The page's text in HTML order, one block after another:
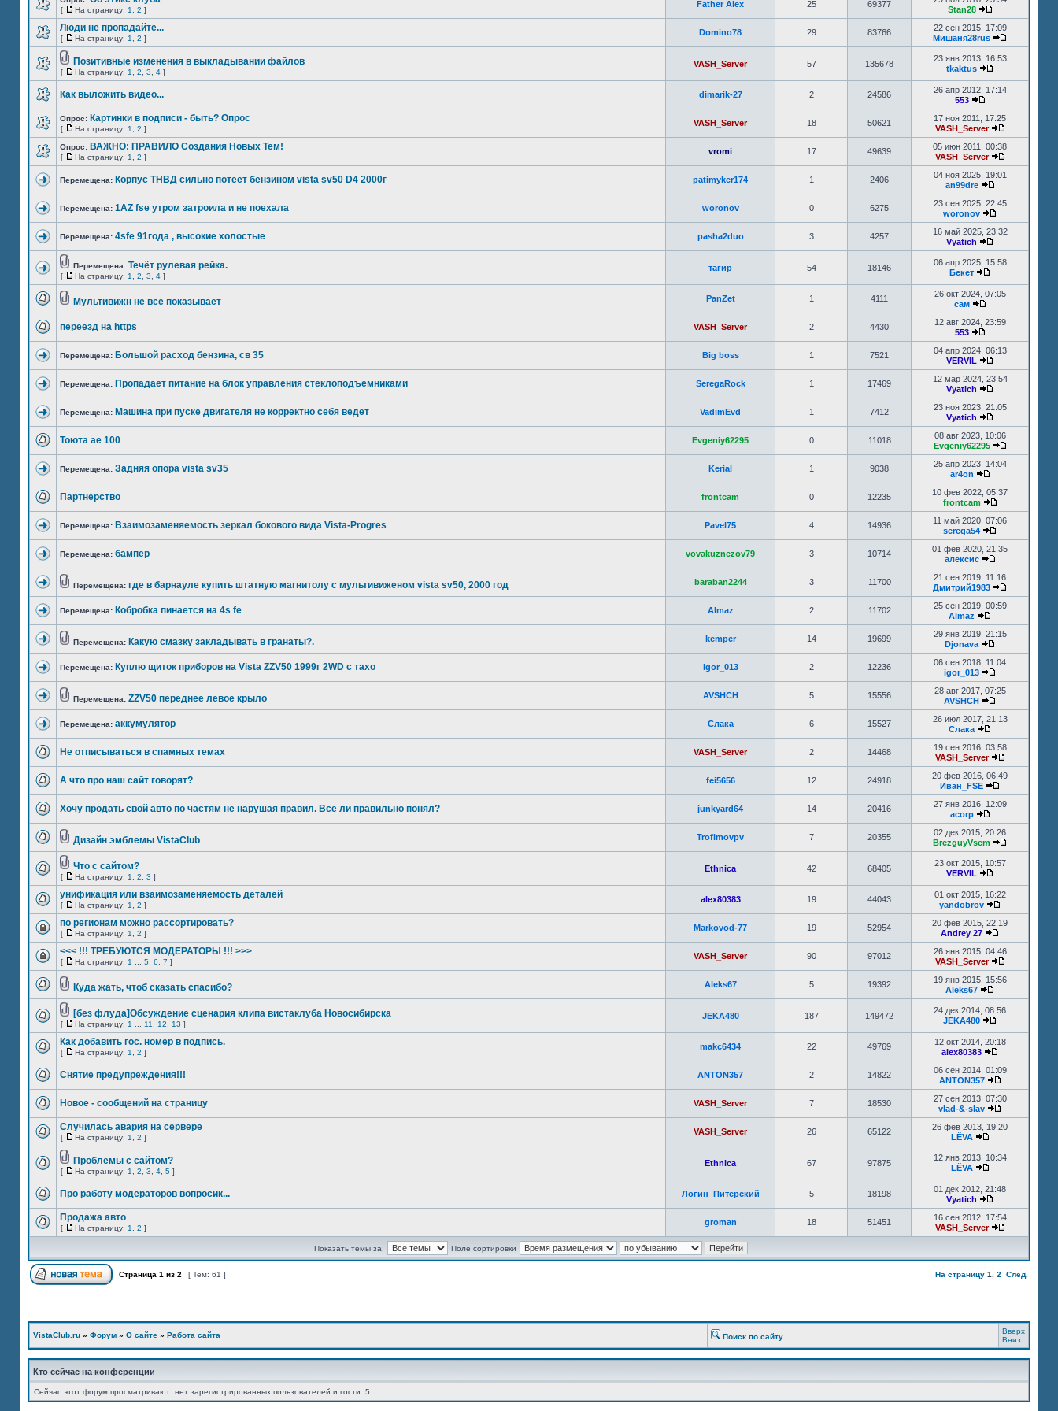
[ На страницу: 1 2 ]
Father Alex 25 69377
Stan28
Люди не пропадайте...
[ На страницу: 1 2 ]
Domino78 29 83766
22 сен 2015, 17:09
Мишаня28rus
Позитивные изменения в выкладывании файлов
[ На страницу: 1 2 3 4 ]
VASH_Server 57 135678
23 янв 2013, 16:53
tkaktus
Как выложить видео... dimarik-27 2 24586
26 апр 2012, 17:14
553
Опрос: Картинки в подписи - быть? Опрос
[ На страницу: 1 2 ]
VASH_Server 18 50621
17 ноя 2011, 17:25
VASH_Server
Опрос: ВАЖНО: ПРАВИЛО Создания Новых Тем!
[ На страницу: 1 2 ]
vromi 17 49639
05 июн 2011, 00:38
VASH_Server
Перемещена: Корпус ТНВД сильно потеет бензином vista sv50 D4 2000г patimyker174 1 2406
04 ноя 2025, 19:01
an99dre
Перемещена: 1AZ fse утром затроила и не поехала woronov 0 6275
23 сен 2025, 22:45
woronov
Перемещена: 4sfe 91года , высокие холостые pasha2duo 3 4257
16 май 2025, 23:32
Vyatich
Перемещена: Течёт рулевая рейка.
[ На страницу: 1 2 3 4 ]
тагир 54 18146
06 апр 2025, 15:58
Бекет
Мультивижн не всё показывает PanZet 1 4111
26 окт 2024, 07:05
сам
переезд на https VASH_Server 2 4430
12 авг 2024, 23:59
553
Перемещена: Большой расход бензина, св 35 Big boss 1 7521
04 апр 2024, 06:13
VERVIL
Перемещена: Пропадает питание на блок управления стеклоподъемниками SeregaRock 1 17469
12 мар 2024, 23:54
Vyatich
Перемещена: Машина при пуске двигателя не корректно себя ведет VadimEvd 1 7412
23 ноя 2023, 21:05
Vyatich
Тоюта ае 100 Evgeniy62295 0 11018
08 авг 2023, 10:06
Evgeniy62295
Перемещена: Задняя опора vista sv35 Kerial 1 9038
25 апр 2023, 14:04
ar4on
Партнерство frontcam 0 12235
10 фев 2022, 05:37
frontcam
Перемещена: Взаимозаменяемость зеркал бокового вида Vista-Progres Pavel75 4 14936
11 май 2020, 07:06
serega54
Перемещена: бампер vovakuznezov79 3 10714
01 фев 2020, 21:35
aлексис
Перемещена: где в барнауле купить штатную магнитолу с мультивиженом vista sv50, 2000 год baraban2244 3 11700
21 сен 2019, 11:16
Дмитрий1983
Перемещена: Кобробка пинается на 4s fe Almaz 2 11702
25 сен 2019, 00:59
Almaz
Перемещена: Какую смазку закладывать в гранаты?. kemper 14 19699
29 янв 2019, 21:15
Djonava
Перемещена: Куплю щиток приборов на Vista ZZV50 1999г 2WD с тахо igor_013 2 12236
06 сен 2018, 11:04
igor_013
Перемещена: ZZV50 переднее левое крыло AVSHCH 5 15556
28 авг 2017, 07:25
AVSHCH
Перемещена: аккумулятор Слака 6 15527
26 июл 2017, 21:13
Слака
Не отписываться в спамных темах VASH_Server 2 14468
19 сен 2016, 03:58
VASH_Server
А что про наш сайт говорят? fei5656 12 24918
20 фев 2016, 06:49
Иван_FSE
Хочу продать свой авто по частям не нарушая правил. Всё ли правильно понял? junkyard64 14 20416
27 янв 2016, 12:09
acorp
Дизайн эмблемы VistaClub Trofimovpv 7 20355
02 дек 2015, 20:26
BrezguyVsem
Что с сайтом?
[ На страницу: 1 2 3 ]
Ethnica 42 68405
23 окт 2015, 10:57
VERVIL
унификация или взаимозаменяемость деталей
[ На страницу: 1 2 ]
alex80383 19 44043
01 окт 2015, 16:22
yandobrov
по регионам можно рассортировать?
[ На страницу: 1 2 ]
Markovod-77 19 52954
20 фев 2015, 22:19
Andrey 27
<<< !!! ТРЕБУЮТСЯ МОДЕРАТОРЫ !!! >>>
[ На страницу: 1 5 6 7 ]
VASH_Server 90 97012
26 янв 2015, 04:46
VASH_Server
Куда жать, чтоб сказать спасибо? Aleks67 5 19392
19 янв 2015, 15:56
Aleks67
[без флуда]Обсуждение сценария клипа вистаклуба Новосибирска
[ На страницу: 1 11 12 13 ]
JEKA480 187 149472
24 дек 2014, 08:56
JEKA480
Как добавить гос. номер в подпись.
[ На страницу: 1 2 ]
makc6434 22 49769
12 окт 2014, 20:18
alex80383
Снятие предупреждения!!! ANTON357 2 14822
06 сен 2014, 01:09
ANTON357
Новое - сообщений на страницу VASH_Server 7 18530
27 сен 2013, 07:30
vlad-&-slav
Случилась авария на сервере
[ На страницу: 1 2 ]
VASH_Server 26 65122
26 фев 2013, 19:20
LЁVA
Проблемы с сайтом?
[ На страницу: 1 2 3 4 5 ]
Ethnica 67 97875
12 янв 2013, 10:34
LЁVA
Про работу модераторов вопросик... Логин_Питерский 5 18198
01 дек 2012, 21:48
Vyatich
Продажа авто
[ На страницу: 1 2 ]
groman 18 51451
16 сен 2012, 17:54
VASH_Server
Показать темы за: Поле сортировки
Страница 1 из 2 [ Тем: 61 ] На страницу 1 2 След.
VistaClub.ru » Форум » О сайте » Работа сайта Поиск по сайту
Вверх
Вниз
Кто сейчас на конференции
Сейчас этот форум просматривают: нет зарегистрированных пользователей и гости: 5